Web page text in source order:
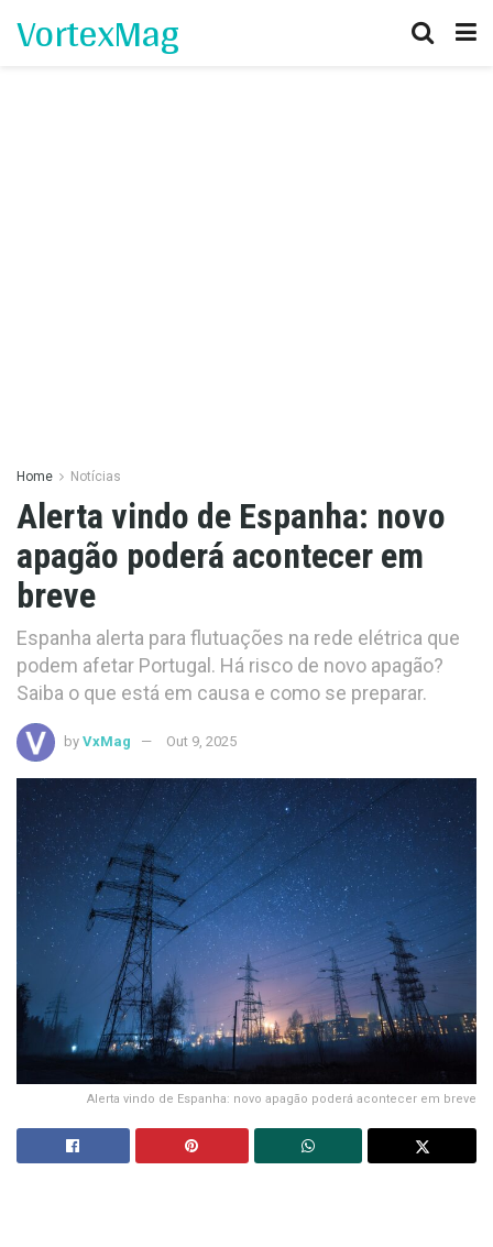
VortexMag
Home Notícias
Alerta vindo de Espanha: novo
apagão poderá acontecer em
breve
Espanha alerta para flutuações na rede elétrica que
podem afetar Portugal. Há risco de novo apagão?
Saiba o que está em causa e como se preparar.
by VxMag Out 9, 2025
Alerta vindo de Espanha: novo apagão poderá acontecer em breve